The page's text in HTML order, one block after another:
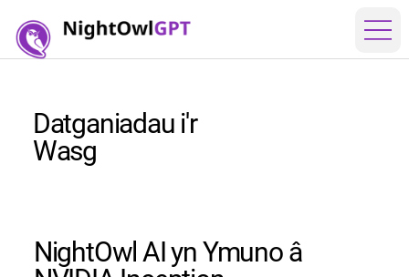
Datganiadau i'r
Wasg
NightOwl AI yn Ymuno â